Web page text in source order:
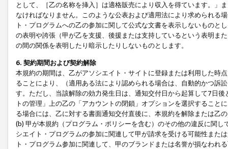
として、［乙の名称を挿入］は適格販売により収入を得ています。」
なければなりません。このような公表および適用法により求められる
ト・プログラムへの乙の参加に関して公式な文書を表示しないもの
の表明や誇張（甲が乙を支援、後援または支持しているという表明ま
の間の関係を表明したり暗示したりしないものとします。
6. 契約期間および契約解除
本規約の期間は、乙がアソシエイト・サイトに登録または利用した時
ることにより、（適用ある法により認められる場合は、自動的かつ訴
す。ただし、当該解除の効力発生日は、通知交付日から起算して7日
トの管理」上の乙の「アカウントの閉鎖」オプションを選択するこ
る場合には、乙に対する書面通知交付直後に、本規約を解除または乙
(b) 甲が本規約（プログラム・ポリシーを含む）のその他の違反に関
シエイト・プログラムの参加に関連して甲が請求を受ける可能性また
ト・プログラム参加に関連して、甲のブランドまたは名誉が損なわれ